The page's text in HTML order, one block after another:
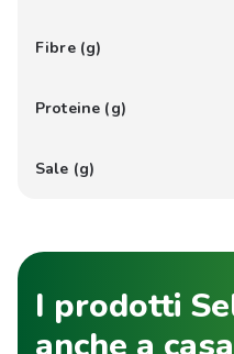
Fibre (g)
Proteine (g)
Sale (g)
I prodotti